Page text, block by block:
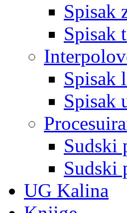
Spisak
Spisak
Spisak
Spisak
Sudski
Sudski
UG Kalina